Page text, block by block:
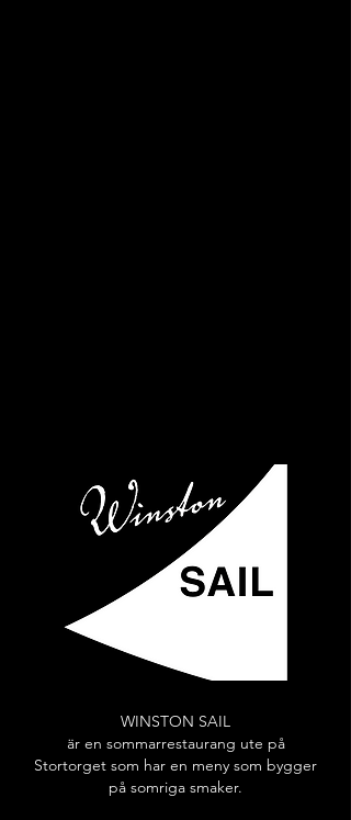
WINSTON SAIL
är en sommarrestaurang ute på
Stortorget som har en meny som bygger
på somriga smaker.